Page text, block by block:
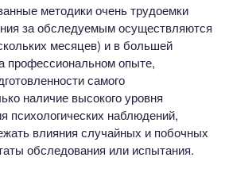
методики очень трудоемки
за обследуемым осуществляются
месяцев) и в большей
профессиональном опыте,
самого
наличие высокого уровня
психологических наблюдений,
влияния случайных и побочных
обследования или испытания.